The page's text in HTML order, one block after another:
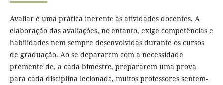
Avaliar é uma prática inerente às atividades docentes. A
elaboração das avaliações, no entanto, exige competências e
habilidades nem sempre desenvolvidas durante os cursos
de graduação. Ao se depararem com a necessidade
premente de, a cada bimestre, prepararem uma prova
para cada disciplina lecionada, muitos professores sentem-